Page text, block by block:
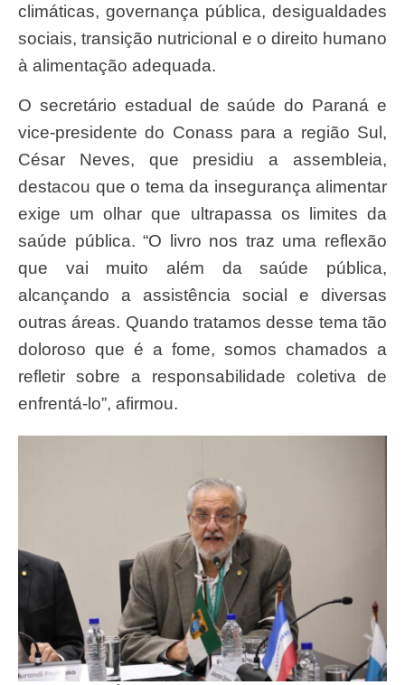
climáticas, governança pública, desigualdades
sociais, transição nutricional e o direito humano
à alimentação adequada.
O secretário estadual de saúde do Paraná e
vice-presidente do Conass para a região Sul,
César Neves, que presidiu a assembleia,
destacou que o tema da insegurança alimentar
exige um olhar que ultrapassa os limites da
saúde pública. “O livro nos traz uma reflexão
que vai muito além da saúde pública,
alcançando a assistência social e diversas
outras áreas. Quando tratamos desse tema tão
doloroso que é a fome, somos chamados a
refletir sobre a responsabilidade coletiva de
enfrentá-lo”, afirmou.